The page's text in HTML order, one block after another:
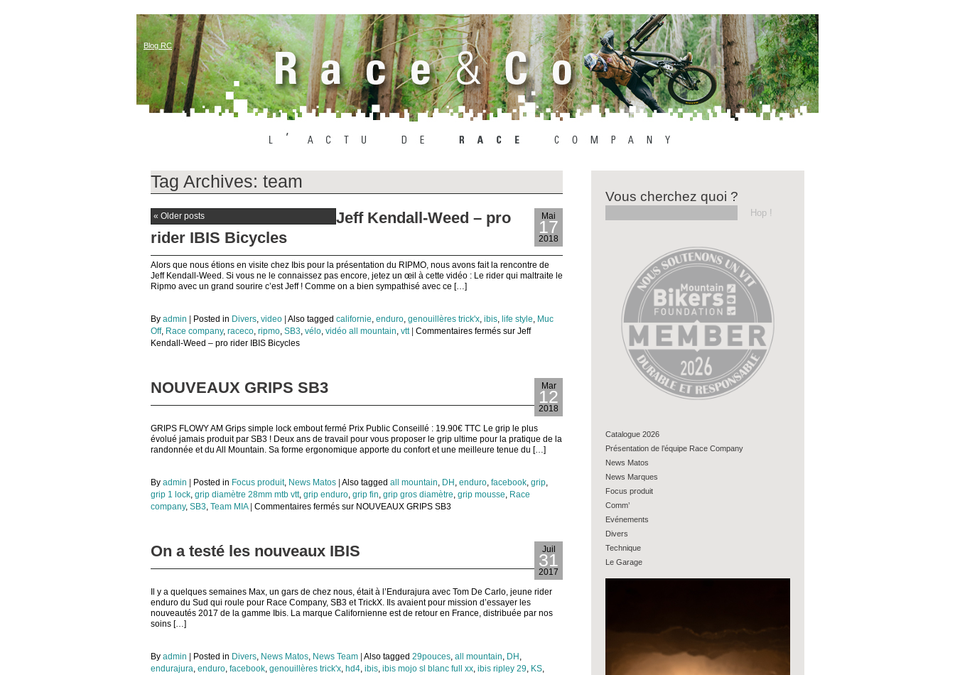
Blog RC
Tag Archives: team
« Older posts Mai
17
2018
Jeff Kendall-Weed – pro
rider IBIS Bicycles
Alors que nous étions en visite chez Ibis pour la présentation du RIPMO, nous avons fait la rencontre de
Jeff Kendall-Weed. Si vous ne le connaissez pas encore, jetez un œil à cette vidéo : Le rider qui maltraite le
Ripmo avec un grand sourire c’est Jeff ! Comme on a bien sympathisé avec ce […]
By admin Posted in Divers, video Also tagged californie, enduro, genouillères trick'x, ibis, life style, Muc
Off, Race company, raceco, ripmo, SB3, vélo, vidéo all mountain, vtt Commentaires fermés sur Jeff
Kendall-Weed – pro rider IBIS Bicycles
Mar
12
2018
NOUVEAUX GRIPS SB3
GRIPS FLOWY AM Grips simple lock embout fermé Prix Public Conseillé : 19.90€ TTC Le grip le plus
évolué jamais produit par SB3 ! Deux ans de travail pour vous proposer le grip ultime pour la pratique de la
randonnée et du All Mountain. Sa forme ergonomique apporte du confort et une meilleure tenue du […]
By admin Posted in Focus produit, News Matos Also tagged all mountain, DH , enduro, facebook, grip,
grip 1 lock, grip diamètre 28mm mtb vtt, grip enduro, grip fin, grip gros diamètre, grip mousse, Race
company, SB3, Team MIA Commentaires fermés sur NOUVEAUX GRIPS SB3
Juil
31
2017
On a testé les nouveaux IBIS
Il y a quelques semaines Max, un gars de chez nous, était à l’Endurajura avec Tom De Carlo, jeune rider
enduro du Sud qui roule pour Race Company, SB3 et TrickX. Ils avaient pour mission d’essayer les
nouveautés 2017 de la gamme Ibis. La marque Californienne est de retour en France, distribuée par nos
soins […]
By admin Posted in Divers, News Matos, News Team Also tagged 29pouces, all mountain, DH ,
endurajura, enduro, facebook, genouillères trick'x, hd4, ibis, ibis mojo sl blanc full xx, ibis ripley 29, KS,
Vous cherchez quoi ?
Catalogue 2026
Présentation de l’équipe Race Company
News Matos
News Marques
Focus produit
Comm’
Evénements
Divers
Technique
Le Garage